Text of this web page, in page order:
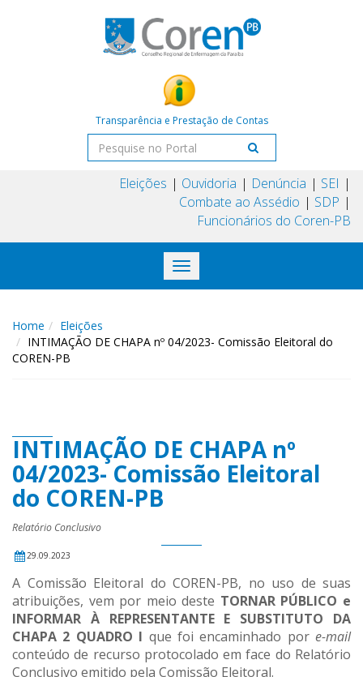
Transparência e Prestação de Contas
Eleições Ouvidoria Denúncia
SEI
Combate ao Assédio
SDP
Funcionários do Coren-PB
Toggle
navigation
Home
Eleições
INTIMAÇÃO DE CHAPA nº 04/2023- Comissão Eleitoral do
COREN-PB
INTIMAÇÃO DE CHAPA nº
04/2023- Comissão Eleitoral
do COREN-PB
Relatório Conclusivo
29.09.2023
A Comissão Eleitoral do COREN-PB, no uso de suas
atribuições, vem por meio deste TORNAR PÚBLICO e
INFORMAR À REPRESENTANTE E SUBSTITUTO DA
CHAPA 2 QUADRO I que foi encaminhado por e-mail
conteúdo de recurso protocolado em face do Relatório
Conclusivo emitido pela Comissão Eleitoral.